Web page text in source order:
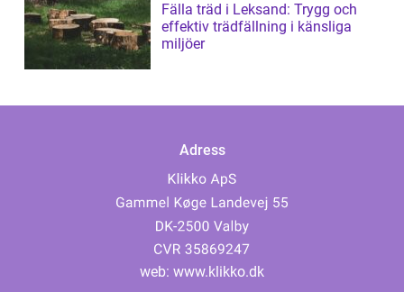
Fälla träd i Leksand: Trygg och
effektiv trädfällning i känsliga
miljöer
Adress
web: www.klikko.dk